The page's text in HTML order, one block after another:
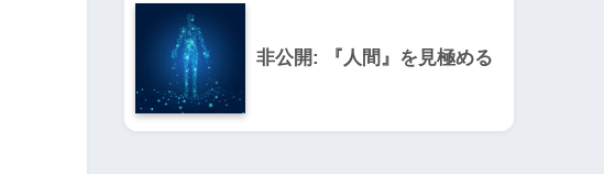
非公開: 『人間』を見極める